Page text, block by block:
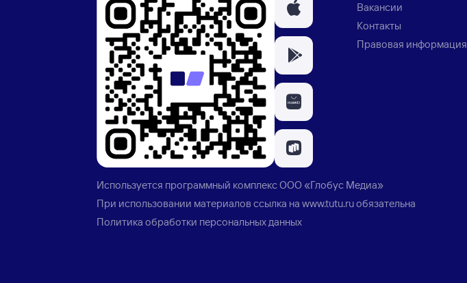
Вакансии
Контакты
Правовая информация
Используется программный комплексООО «Глобус Медиа»
При использовании материалов ссылка наwww.tutu.ruобязательна
Политика обработки персональных данных